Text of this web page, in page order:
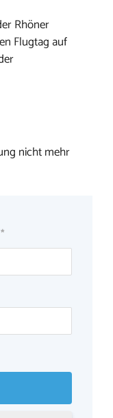
Rhöner
Flugtag auf
nicht mehr
*